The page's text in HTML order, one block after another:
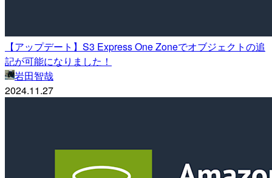
【アップデート】S3 Express One Zoneでオブジェクトの追
記が可能になりました！
岩田智哉
2024.11.27